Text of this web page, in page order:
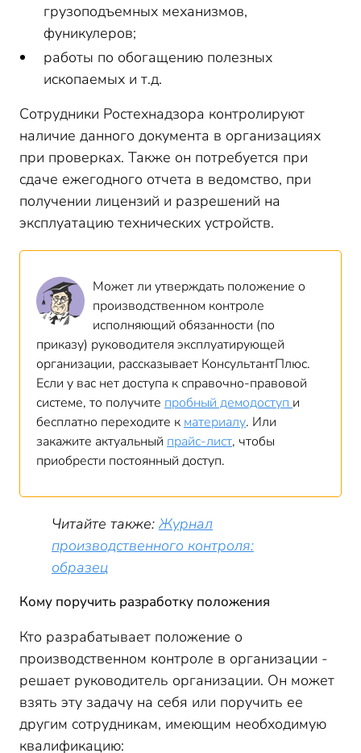
грузоподъемных механизмов,
фуникулеров;
работы по обогащению полезных
ископаемых и т.д.
Сотрудники Ростехнадзора контролируют
наличие данного документа в организациях
при проверках. Также он потребуется при
сдаче ежегодного отчета в ведомство, при
получении лицензий и разрешений на
эксплуатацию технических устройств.
Может ли утверждать положение о
производственном контроле
исполняющий обязанности (по
приказу) руководителя эксплуатирующей
организации, рассказывает КонсультантПлюс.
Если у вас нет доступа к справочно-правовой
системе, то получите пробный демодоступ и
бесплатно переходите к материалу. Или
закажите актуальный прайс-лист, чтобы
приобрести постоянный доступ.
Читайте также:Журнал
производственного контроля:
образец
Кому поручить разработку положения
Кто разрабатывает положение о
производственном контроле в организации -
решает руководитель организации. Он может
взять эту задачу на себя или поручить ее
другим сотрудникам, имеющим необходимую
квалификацию: